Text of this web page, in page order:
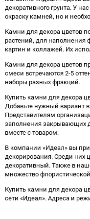
декоративного грунта. У
окраску камней, но и
Камни для декора цветов
растений, для наполнения
картин и коллажей. Их
Камни для декора цветов
смеси встречаются 2-5
наборы разных фракций.
Купить камни для декора
Добавьте нужный вариант
Представителям
заполнения закрывающих
вместе с товаром.
В компании «Идеал» вы
декорирования. Среди них
декоративный. Также в
множество
Купить камни для декора
сети «Идеал». Адреса и